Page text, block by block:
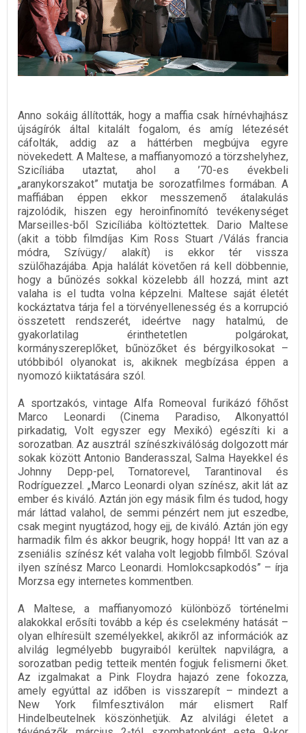
Anno sokáig állították, hogy a maffia csak hírnévhajhász
újságírók által kitalált fogalom, és amíg létezését
cáfolták, addig az a háttérben megbújva egyre
növekedett. A Maltese, a maffianyomozó a törzshelyhez,
Szicíliába utaztat, ahol a ’70-es évekbeli
„aranykorszakot” mutatja be sorozatfilmes formában. A
maffiában éppen ekkor messzemenő átalakulás
rajzolódik, hiszen egy heroinfinomító tevékenységet
Marseilles-ből Szicíliába költöztettek. Dario Maltese
(akit a több filmdíjas Kim Ross Stuart /Válás francia
módra, Szívügy/ alakít) is ekkor tér vissza
szülőhazájába. Apja halálát követően rá kell döbbennie,
hogy a bűnözés sokkal közelebb áll hozzá, mint azt
valaha is el tudta volna képzelni. Maltese saját életét
kockáztatva tárja fel a törvényellenesség és a korrupció
összetett rendszerét, ideértve nagy hatalmú, de
gyakorlatilag érinthetetlen polgárokat,
kormányszereplőket, bűnözőket és bérgyilkosokat –
utóbbiból olyanokat is, akiknek megbízása éppen a
nyomozó kiiktatására szól.
A sportzakós, vintage Alfa Romeoval furikázó főhőst
Marco Leonardi (Cinema Paradiso, Alkonyattól
pirkadatig, Volt egyszer egy Mexikó) egészíti ki a
sorozatban. Az ausztrál színészkiválóság dolgozott már
sokak között Antonio Banderasszal, Salma Hayekkel és
Johnny Depp-pel, Tornatorevel, Tarantinoval és
Rodríguezzel. „Marco Leonardi olyan színész, akit lát az
ember és kiváló. Aztán jön egy másik film és tudod, hogy
már láttad valahol, de semmi pénzért nem jut eszedbe,
csak megint nyugtázod, hogy ejj, de kiváló. Aztán jön egy
harmadik film és akkor beugrik, hogy hoppá! Itt van az a
zseniális színész két valaha volt legjobb filmből. Szóval
ilyen színész Marco Leonardi. Homlokcsapkodós” – írja
Morzsa egy internetes kommentben.
A Maltese, a maffianyomozó különböző történelmi
alakokkal erősíti tovább a kép és cselekmény hatását –
olyan elhíresült személyekkel, akikről az információk az
alvilág legmélyebb bugyraiból kerültek napvilágra, a
sorozatban pedig tetteik mentén fogjuk felismerni őket.
Az izgalmakat a Pink Floydra hajazó zene fokozza,
amely egyúttal az időben is visszarepít – mindezt a
New York filmfesztiválon már elismert Ralf
Hindelbeutelnek köszönhetjük. Az alvilági életet a